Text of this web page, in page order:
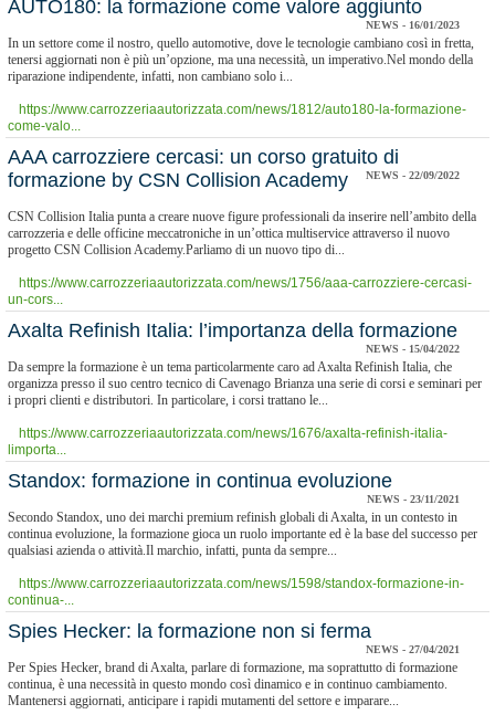
AUTO180: la formazione come valore aggiunto
NEWS - 16/01/2023
In un settore come il nostro, quello automotive, dove le tecnologie cambiano così in fretta,
tenersi aggiornati non è più un’opzione, ma una necessità, un imperativo.Nel mondo della
riparazione indipendente, infatti, non cambiano solo i...
https://www.carrozzeriaautorizzata.com/news/1812/auto180-la-formazione-
come-valo...
​AAA carrozziere cercasi: un corso gratuito di
formazione by CSN Collision Academy
NEWS - 22/09/2022
CSN Collision Italia punta a creare nuove figure professionali da inserire nell’ambito della
carrozzeria e delle officine meccatroniche in un’ottica multiservice attraverso il nuovo
progetto CSN Collision Academy.Parliamo di un nuovo tipo di...
https://www.carrozzeriaautorizzata.com/news/1756/aaa-carrozziere-cercasi-
un-cors...
​Axalta Refinish Italia: l’importanza della formazione
NEWS - 15/04/2022
Da sempre la formazione è un tema particolarmente caro ad Axalta Refinish Italia, che
organizza presso il suo centro tecnico di Cavenago Brianza una serie di corsi e seminari per
i propri clienti e distributori. In particolare, i corsi trattano le...
https://www.carrozzeriaautorizzata.com/news/1676/axalta-refinish-italia-
limporta...
Standox: formazione in continua evoluzione
NEWS - 23/11/2021
Secondo Standox, uno dei marchi premium refinish globali di Axalta, in un contesto in
continua evoluzione, la formazione gioca un ruolo importante ed è la base del successo per
qualsiasi azienda o attività.Il marchio, infatti, punta da sempre...
https://www.carrozzeriaautorizzata.com/news/1598/standox-formazione-in-
continua-...
Spies Hecker: la formazione non si ferma
NEWS - 27/04/2021
Per Spies Hecker, brand di Axalta, parlare di formazione, ma soprattutto di formazione
continua, è una necessità in questo mondo così dinamico e in continuo cambiamento.
Mantenersi aggiornati, anticipare i rapidi mutamenti del settore e imparare...